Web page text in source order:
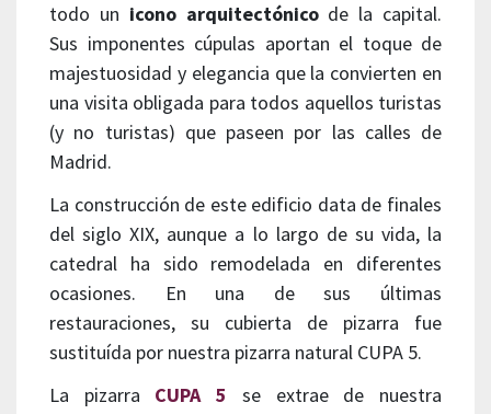
todo un icono arquitectónicode la capital.
Sus imponentes cúpulas aportan el toque de
majestuosidad y elegancia que la convierten en
una visita obligada para todos aquellos turistas
(y no turistas) que paseen por las calles de
Madrid.
La construcción de este edificio data de finales
del siglo XIX, aunque a lo largo de su vida, la
catedral ha sido remodelada en diferentes
ocasiones. En una de sus últimas
restauraciones, su cubierta de pizarra fue
sustituída por nuestra pizarra natural CUPA 5.
La pizarra CUPA 5 se extrae de nuestra